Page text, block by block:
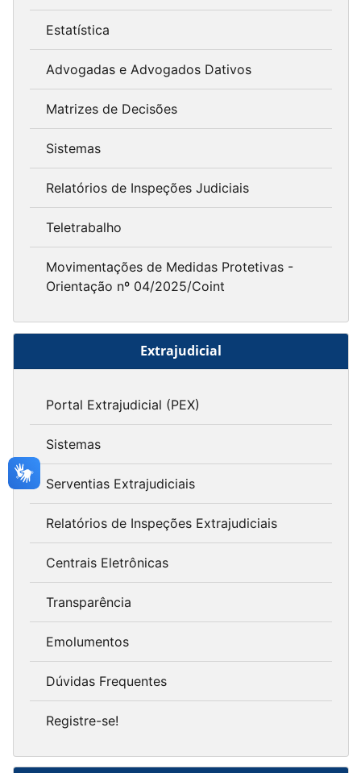
Estatística
Advogadas e Advogados Dativos
Matrizes de Decisões
Sistemas
Relatórios de Inspeções Judiciais
Teletrabalho
Movimentações de Medidas Protetivas -
Orientação nº 04/2025/Coint
Extrajudicial
Portal Extrajudicial (PEX)
Sistemas
Serventias Extrajudiciais
Relatórios de Inspeções Extrajudiciais
Centrais Eletrônicas
Transparência
Emolumentos
Dúvidas Frequentes
Registre-se!